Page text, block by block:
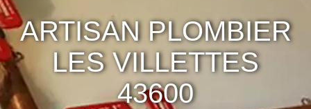
ARTISAN PLOMBIER
LES VILLETTES
43600